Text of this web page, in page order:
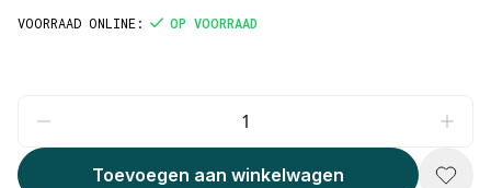
VOORRAAD ONLINE : OP VOORRAAD
Toevoegen aan winkelwagen